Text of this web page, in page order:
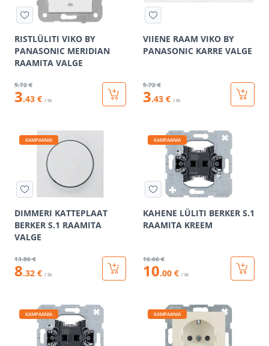
RISTLÜLITI VIKO BY
PANASONIC MERIDIAN
RAAMITA VALGE
5.72 €
3.43 € / tk
VIIENE RAAM VIKO BY
PANASONIC KARRE VALGE
5.72 €
3.43 € / tk
KAMPAANIA
DIMMERI KATTEPLAAT
BERKER S.1 RAAMITA
VALGE
13.86 €
8.32 € / tk
KAMPAANIA
KAHENE LÜLITI BERKER S.1
RAAMITA KREEM
16.66 €
10.00 € / tk
KAMPAANIA KAMPAANIA